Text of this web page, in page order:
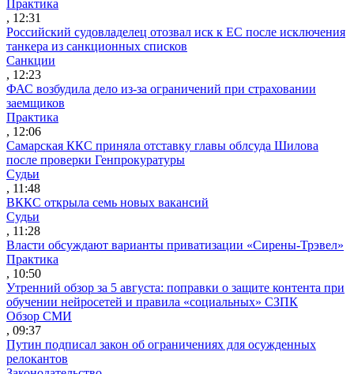
Практика
, 12:31
Российский судовладелец отозвал иск к ЕС после исключения
танкера из санкционных списков
Санкции
, 12:23
ФАС возбудила дело из-за ограничений при страховании
заемщиков
Практика
, 12:06
Самарская ККС приняла отставку главы облсуда Шилова
после проверки Генпрокуратуры
Судьи
, 11:48
ВККС открыла семь новых вакансий
Судьи
, 11:28
Власти обсуждают варианты приватизации «Сирены-Трэвел»
Практика
, 10:50
Утренний обзор за 5 августа: поправки о защите контента при
обучении нейросетей и правила «социальных» СЗПК
Обзор СМИ
, 09:37
Путин подписал закон об ограничениях для осужденных
релокантов